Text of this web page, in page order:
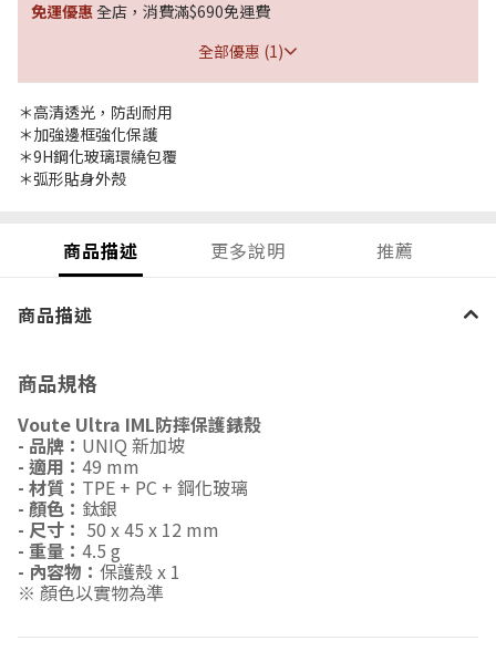
免運優惠全店，消費滿$690免運費
全部優惠 (1)
＊高清透光，防刮耐用
＊加強邊框強化保護
＊9H鋼化玻璃環繞包覆
＊弧形貼身外殼
商品描述 更多說明 推薦
商品描述
商品規格
Voute Ultra IML防摔保護錶殼
- 品牌： UNIQ 新加坡
- 適用： 49 mm
- 材質： TPE + PC + 鋼化玻璃
- 顏色： 鈦銀
- 尺寸： 50 x 45 x 12 mm
- 重量： 4.5 g
- 內容物： 保護殼x 1
※ 顏色以實物為準